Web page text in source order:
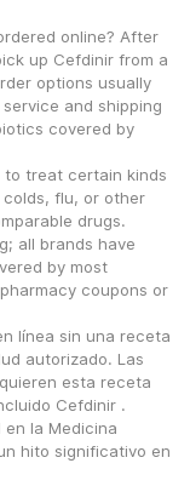
online? After
up Cefdinir from a
options usually
and shipping
covered by
to treat certain kinds
flu, or other
drugs.
all brands have
by most
coupons or
línea sin una receta
autorizado. Las
esta receta
Cefdinir .
en la Medicina
hito significativo en